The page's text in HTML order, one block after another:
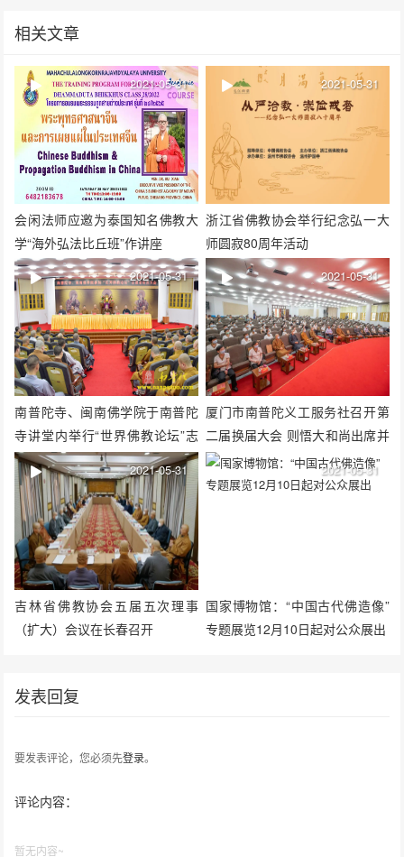
相关文章
会闲法师应邀为泰国知名佛教大
学“海外弘法比丘班”作讲座
2021-05-31
浙江省佛教协会举行纪念弘一大
师圆寂80周年活动
2021-05-31
南普陀寺、闽南佛学院于南普陀
寺讲堂内举行“世界佛教论坛”志
愿者动员大会
2021-05-31
厦门市南普陀义工服务社召开第
二届换届大会 则悟大和尚出席并
讲话
2021-05-31
吉林省佛教协会五届五次理事
（扩大）会议在长春召开
2021-05-31
国家博物馆：“中国古代佛造像”
专题展览12月10日起对公众展出
2021-05-31
发表回复
要发表评论，您必须先登录。
评论内容：
暂无内容~